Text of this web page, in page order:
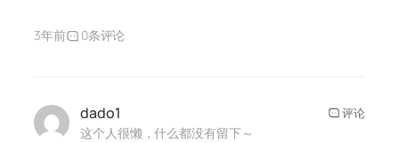
3年前 0条评论
dado1
这个人很懒，什么都没有留下～
评论